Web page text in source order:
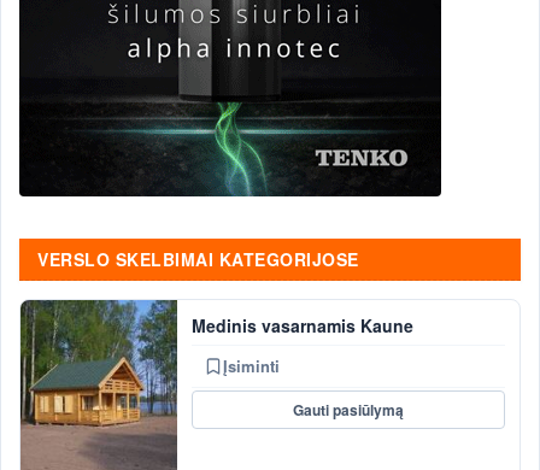
VERSLO SKELBIMAI KATEGORIJOSE
Medinis vasarnamis Kaune
Įsiminti
Gauti pasiūlymą